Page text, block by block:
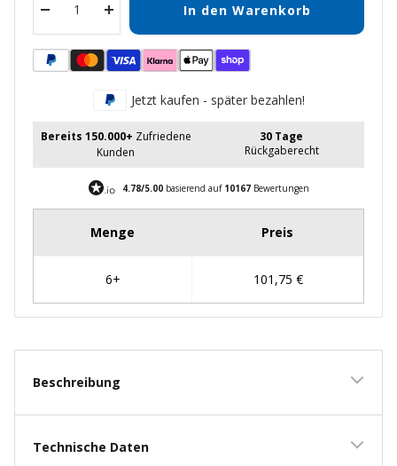
Menge
verringern
Menge
erhöhen
In den Warenkorb
Jetzt kaufen - später bezahlen!
Bereits 150.000+ Zufriedene
Kunden
30 Tage
Rückgaberecht
4.78/5.00basierend auf 10167Bewertungen
Beschreibung
Technische Daten